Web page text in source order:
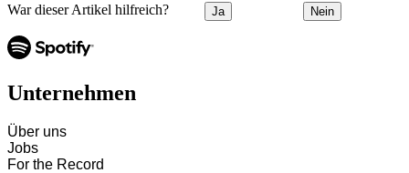
War dieser Artikel hilfreich? Ja Nein
Unternehmen
Über uns
Jobs
For the Record